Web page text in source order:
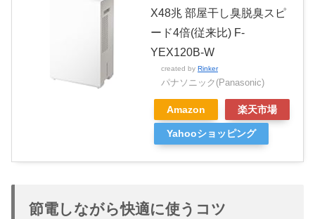
X48兆 部屋干し臭脱臭スピ
ード4倍(従来比) F-
YEX120B-W
created by Rinker
パナソニック(Panasonic)
Amazon 楽天市場
Yahooショッピング
節電しながら快適に使うコツ